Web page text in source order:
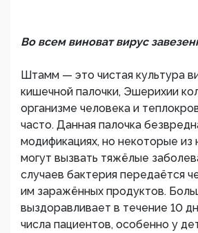
Во всем виноват вирус
Штамм — это чистая культура
кишечной палочки, Эшерихии
организме человека и
часто. Данная палочка
модификациях, но некоторые из
могут вызвать тяжёлые
случаев бактерия передаётся
им заражённых продуктов.
выздоравливает в течение 10
числа пациентов, особенно у